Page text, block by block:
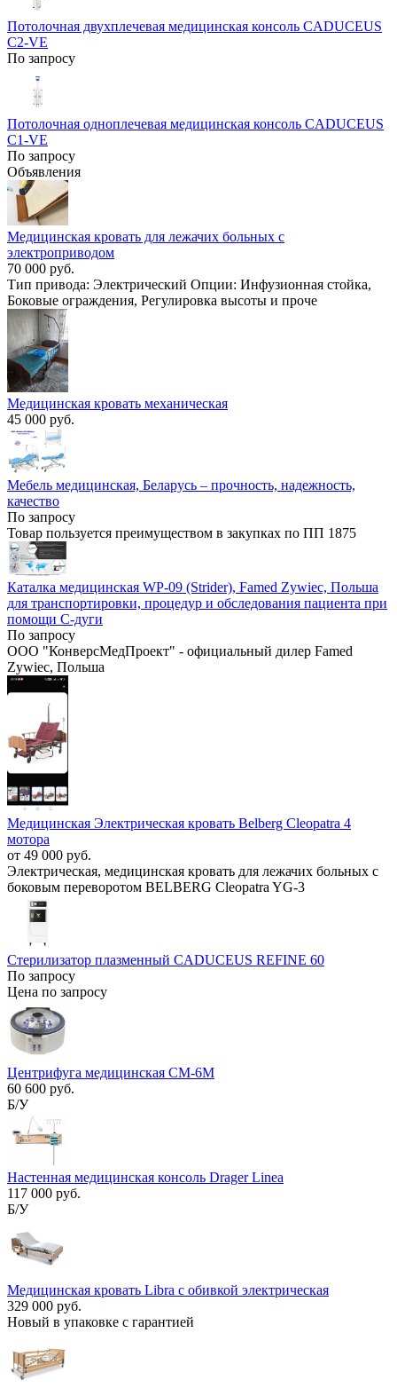
Потолочная двухплечевая медицинская консоль CADUCEUS
C2-VE
По запросу
Потолочная одноплечевая медицинская консоль CADUCEUS
C1-VE
По запросу
Объявления
Медицинская кровать для лежачих больных с
электроприводом
70 000 руб.
Тип привода: Электрический Опции: Инфузионная стойка,
Боковые ограждения, Регулировка высоты и проче
Медицинская кровать механическая
45 000 руб.
Мебель медицинская, Беларусь – прочность, надежность,
качество
По запросу
Товар пользуется преимуществом в закупках по ПП 1875
Каталка медицинская WP-09 (Strider), Famed Zywiec, Польша
для транспортировки, процедур и обследования пациента при
помощи С-дуги
По запросу
ООО "КонверсМедПроект" - официальный дилер Famed
Zywiec, Польша
Медицинская Электрическая кровать Belberg Cleopatra 4
мотора
от 49 000 руб.
Электрическая, медицинская кровать для лежачих больных с
боковым переворотом BELBERG Cleopatra YG-3
Стерилизатор плазменный CADUCEUS REFINE 60
По запросу
Цена по запросу
Центрифуга медицинская CM-6М
60 600 руб.
Б/У
Настенная медицинская консоль Drager Linea
117 000 руб.
Б/У
Медицинская кровать Libra с обивкой электрическая
329 000 руб.
Новый в упаковке с гарантией